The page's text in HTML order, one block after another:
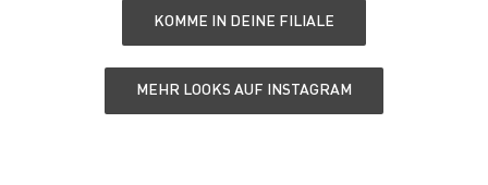
KOMME IN DEINE FILIALE
MEHR LOOKS AUF INSTAGRAM